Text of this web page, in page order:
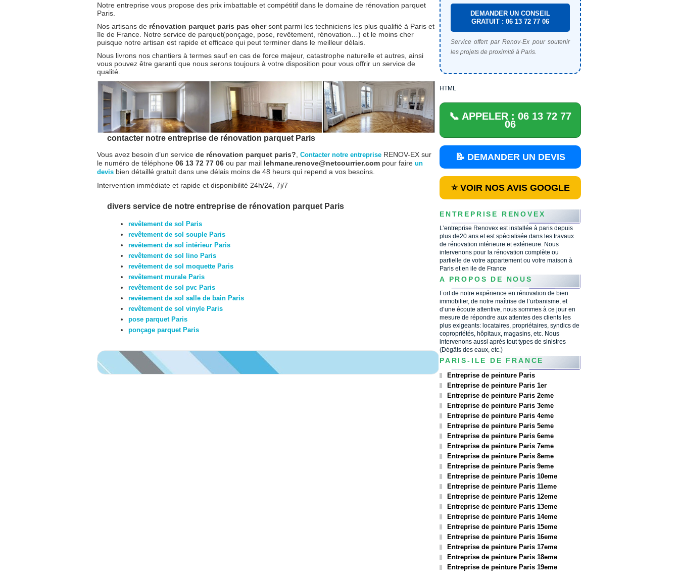
Notre entreprise vous propose des prix imbattable et compétitif dans le domaine de rénovation parquet
Paris.
Nos artisans de rénovation parquet paris pas chersont parmi les techniciens les plus qualifié à Paris et
île de France. Notre service de parquet(ponçage, pose, revêtement, rénovation…) et le moins cher
puisque notre artisan est rapide et efficace qui peut terminer dans le meilleur délais.
Nous livrons nos chantiers à termes sauf en cas de force majeur, catastrophe naturelle et autres, ainsi
vous pouvez être garanti que nous serons toujours à votre disposition pour vous offrir un service de
qualité.
contacter notre entreprise de rénovation parquet Paris
Vous avez besoin d’un service de rénovation parquet paris? Contacter notre entreprise RENOV-EX sur
le numéro de téléphone 06 13 72 77 06 ou par mail lehmane.renove@netcourrier.com pour faire un
devis bien détaillé gratuit dans une délais moins de 48 heurs qui repend a vos besoins.
Intervention immédiate et rapide et disponibilité 24h/24, 7j/7
divers service de notre entreprise de rénovation parquet Paris
revêtement de sol Paris
revêtement de sol souple Paris
revêtement de sol intérieur Paris
revêtement de sol lino Paris
revêtement de sol moquette Paris
revêtement murale Paris
revêtement de sol pvc Paris
revêtement de sol salle de bain Paris
revêtement de sol vinyle Paris
pose parquet Paris
ponçage parquet Paris
DEMANDER UN CONSEIL
GRATUIT : 06 13 72 77 06
Service offert par Renov-Ex pour soutenir
les projets de proximité à Paris.
HTML
📞 APPELER : 06 13 72 77
06
📝 DEMANDER UN DEVIS
⭐ VOIR NOS AVIS GOOGLE
ENTREPRISE RENOVEX
L’entreprise Renovex est installée à paris depuis
plus de20 ans et est spécialisée dans les travaux
de rénovation intérieure et extérieure. Nous
intervenons pour la rénovation complète ou
partielle de votre appartement ou votre maison à
Paris et en ile de France
A PROPOS DE NOUS
Fort de notre expérience en rénovation de bien
immobilier, de notre maîtrise de l’urbanisme, et
d’une écoute attentive, nous sommes à ce jour en
mesure de répondre aux attentes des clients les
plus exigeants: locataires, propriétaires, syndics de
copropriétés, hôpitaux, magasins, etc. Nous
intervenons aussi après tout types de sinistres
(Dégâts des eaux, etc.)
PARIS-ILE DE FRANCE
Entreprise de peinture Paris
Entreprise de peinture Paris 1er
Entreprise de peinture Paris 2eme
Entreprise de peinture Paris 3eme
Entreprise de peinture Paris 4eme
Entreprise de peinture Paris 5eme
Entreprise de peinture Paris 6eme
Entreprise de peinture Paris 7eme
Entreprise de peinture Paris 8eme
Entreprise de peinture Paris 9eme
Entreprise de peinture Paris 10eme
Entreprise de peinture Paris 11eme
Entreprise de peinture Paris 12eme
Entreprise de peinture Paris 13eme
Entreprise de peinture Paris 14eme
Entreprise de peinture Paris 15eme
Entreprise de peinture Paris 16eme
Entreprise de peinture Paris 17eme
Entreprise de peinture Paris 18eme
Entreprise de peinture Paris 19eme